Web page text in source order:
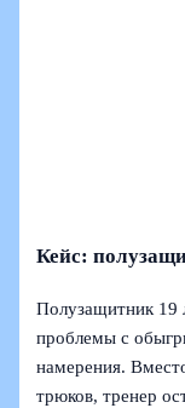
Кейс:
Полузащитник 19
проблемы с
намерения.
трюков, тренер